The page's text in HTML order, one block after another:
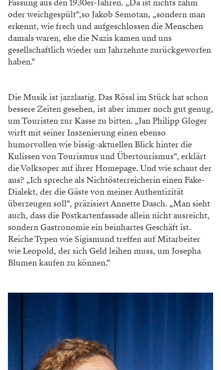
Die Chemie stimmt. Annette Dasch und Jakob
Semotan hatten beim Fotoshooting auf der
Probebühne keine Berührungsängste.
Annette Daschgefällt an „ihrer“ Josepha Vogelhuber,
dass sie keine charmante Sympathieträgerin ist. „Wenn
man sich den Originaltext durchliest, erkennt man
schnell, dass diese Wirtin ganz schön Pfeffer im
Hintern hat. Sie behandelt ihre Angestellten durchwegs
schlecht, woraus für das Stück eine herrliche Reibung
entsteht, weil hier keine romantische Komödie
stattfindet, man sich aber dennoch großartig
amüsiert.“
Einer der von der Chefin schlecht Behandelten ist
Leopold Brandmeyer. „Man fragt sich wirklich: Woher
kommt seine Liebe zu dieser Frau, und warum ist sie so
groß? Die Rolle weist beinahe masochistische Züge
auf. So etwas bekommt man nicht oft angeboten“, freut
wird eine erst vor fünfzehn Jahren wiederentdeckte
oder weichgespült“,so Jakob Semotan, „sondern man
erkennt, wie frech und aufgeschlossen die Menschen
damals waren, ehe die Nazis kamen und uns
gesellschaftlich wieder um Jahrzehnte zurückgeworfen
haben.“